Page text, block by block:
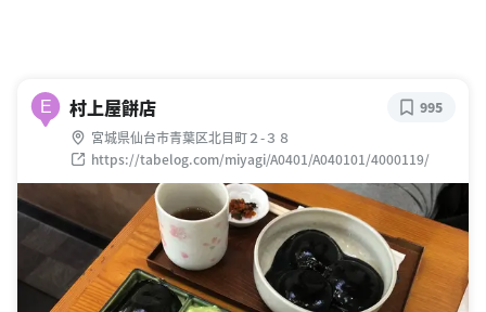
E 村上屋餅店
宮城県仙台市青葉区北目町２-３８
https://tabelog.com/miyagi/A0401/A040101/4000119/
995